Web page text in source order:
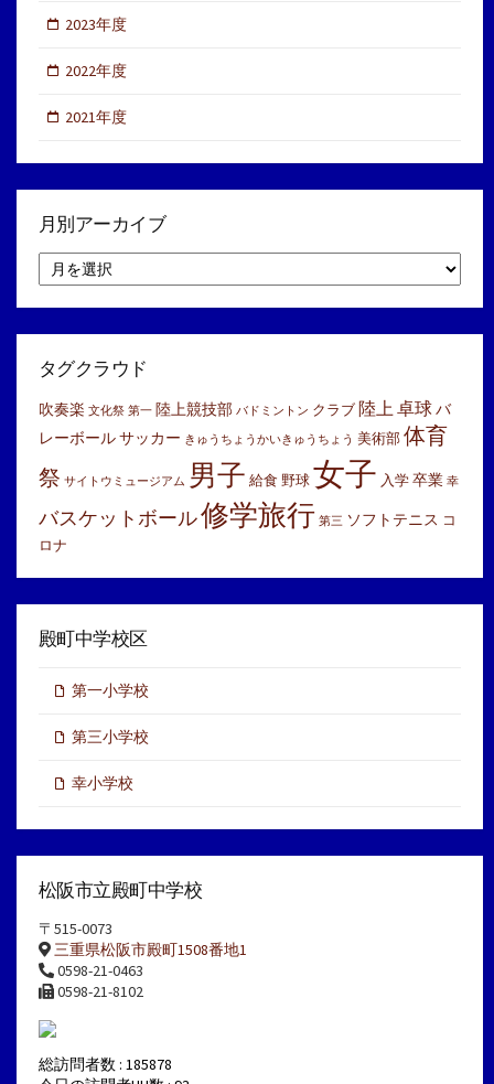
2023年度
2022年度
2021年度
月別アーカイブ
別
ア
イ
タグクラウド
吹奏楽 文化祭 第一 陸上競技部 バドミントン クラブ 陸上卓球バ
レーボールサッカー きゅうちょうかいきゅうちょう 美術部 体育
祭 サイトウミュージアム 男子 給食 野球 女子 入学 卒業 幸
バスケットボール修学旅行 第三 ソフトテニス コ
ロナ
殿町中学校区
第一小学校
第三小学校
幸小学校
松阪市立殿町中学校
〒515-0073
三重県松阪市殿町1508番地1
0598-21-0463
0598-21-8102
総訪問者数 : 185878